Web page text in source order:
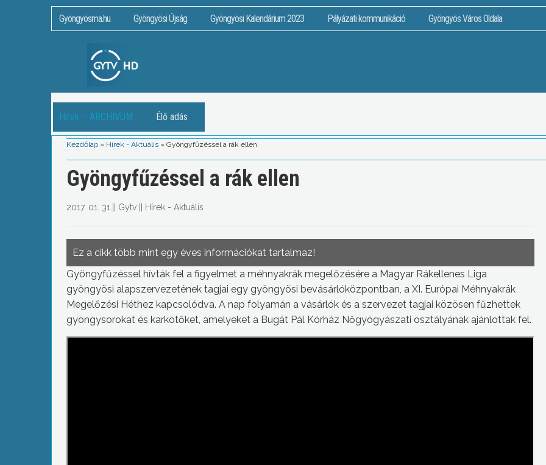
Gyöngyösma.hu Gyöngyösi Újság Gyöngyösi Kalendárium 2023 Pályázati kommunikáció Gyöngyös Város Oldala
Hírek – ARCHÍVUM Élő adás
Kezdőlap » Hírek - Aktuális » Gyöngyfűzéssel a rák ellen
Gyöngyfűzéssel a rák ellen
2017. 01. 31. Gytv Hírek - Aktuális
Ez a cikk több mint egy éves információkat tartalmaz!
Gyöngyfűzéssel hívták fel a figyelmet a méhnyakrák megelőzésére a Magyar Rákellenes Liga
gyöngyösi alapszervezetének tagjai egy gyöngyösi bevásárlóközpontban, a XI. Európai Méhnyakrák
Megelőzési Héthez kapcsolódva. A nap folyamán a vásárlók és a szervezet tagjai közösen fűzhettek
gyöngysorokat és karkötőket, amelyeket a Bugát Pál Kórház Nőgyógyászati osztályának ajánlottak fel.